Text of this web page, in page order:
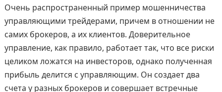
Очень распространенный пример мошенничества
управляющими трейдерами, причем в отношении не
самих брокеров, а их клиентов. Доверительное
управление, как правило, работает так, что все риски
целиком ложатся на инвесторов, однако полученная
прибыль делится с управляющим. Он создает два
счета у разных брокеров и совершает встречные